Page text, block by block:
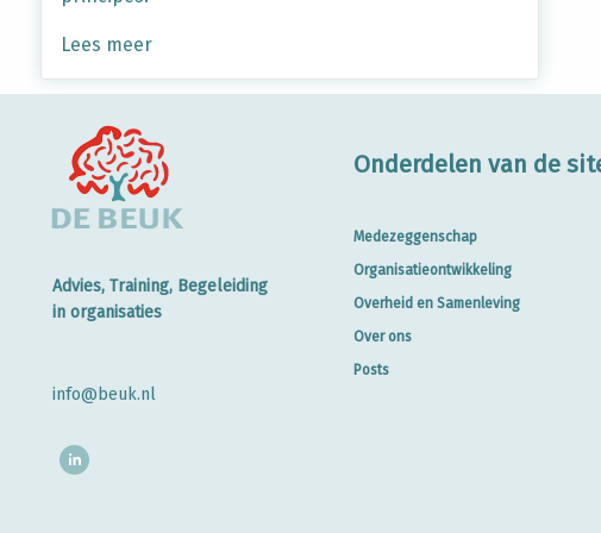
Lees meer
Advies, Training, Begeleiding
in organisaties
info@beuk.nl
Onderdelen van de
Medezeggenschap
Organisatieontwikkeling
Overheid en Samenleving
Over ons
Posts